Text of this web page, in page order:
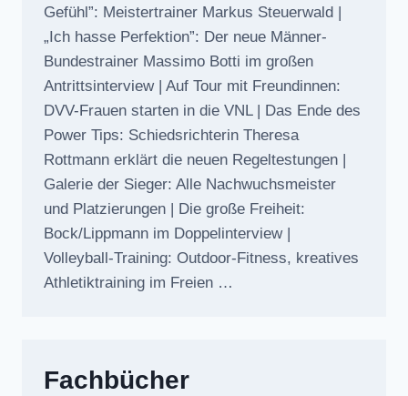
Gefühl”: Meistertrainer Markus Steuerwald |
„Ich hasse Perfektion”: Der neue Männer-
Bundestrainer Massimo Botti im großen
Antrittsinterview | Auf Tour mit Freundinnen:
DVV-Frauen starten in die VNL | Das Ende des
Power Tips: Schiedsrichterin Theresa
Rottmann erklärt die neuen Regeltestungen |
Galerie der Sieger: Alle Nachwuchsmeister
und Platzierungen | Die große Freiheit:
Bock/Lippmann im Doppelinterview |
Volleyball-Training: Outdoor-Fitness, kreatives
Athletiktraining im Freien …
Fachbücher